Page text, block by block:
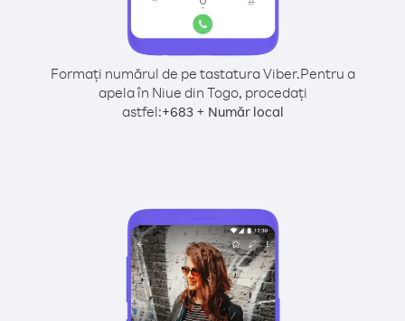
Formați numărul de pe tastatura Viber.Pentru a
apela în Niue din Togo, procedați
astfel:+683+ Număr local